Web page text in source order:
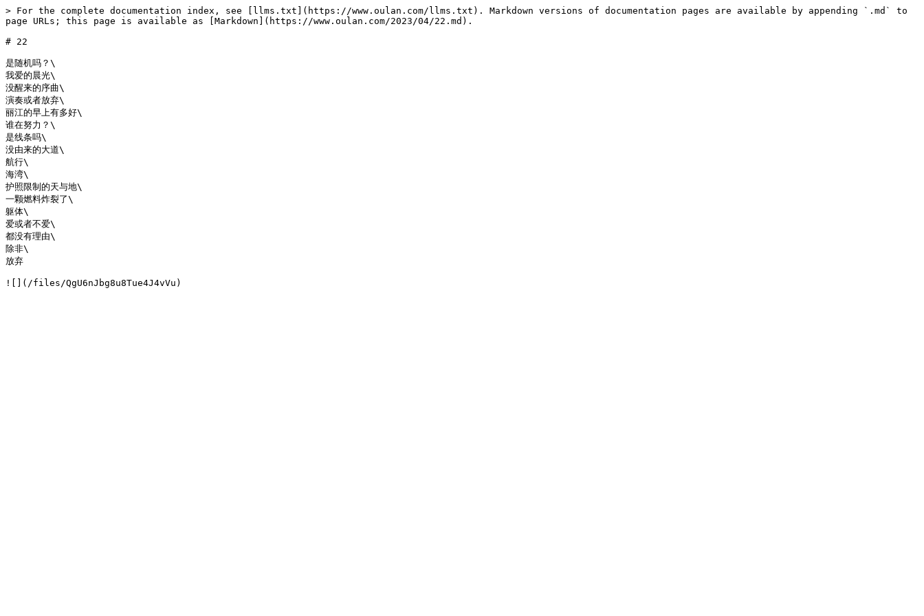
> For the complete documentation index, see [llms.txt](https://www.oulan.com/llms.txt). Markdown versions of documentation pages are available by appending `.md` to
page URLs; this page is available as [Markdown](https://www.oulan.com/2023/04/22.md).
# 22
是随机吗？\
我爱的晨光\
没醒来的序曲\
演奏或者放弃\
丽江的早上有多好\
谁在努力？\
是线条吗\
没由来的大道\
航行\
海湾\
护照限制的天与地\
一颗燃料炸裂了\
躯体\
爱或者不爱\
都没有理由\
除非\
放弃